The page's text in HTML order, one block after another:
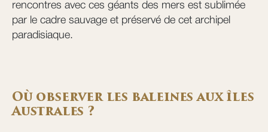
rencontres avec ces géants des mers est sublimée
par le cadre sauvage et préservé de cet archipel
paradisiaque.
Où observer les baleines aux îles
Australes ?